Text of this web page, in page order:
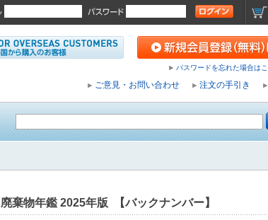
パスワードを忘れた場合は
ご意見・お問い合わせ 注文の手引き
廃棄物年鑑 2025年版 【バックナンバー】